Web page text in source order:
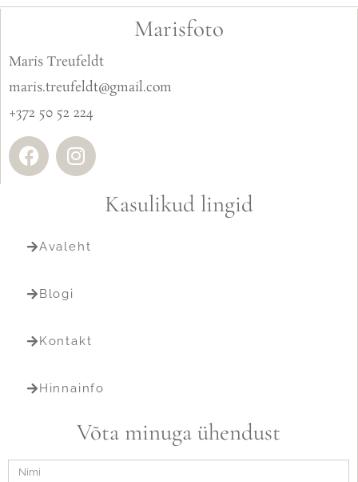
Marisfoto
Maris Treufeldt
maris.treufeldt@gmail.com
+372 50 52 224
Kasulikud lingid
Avaleht
Blogi
Kontakt
Hinnainfo
Võta minuga ühendust